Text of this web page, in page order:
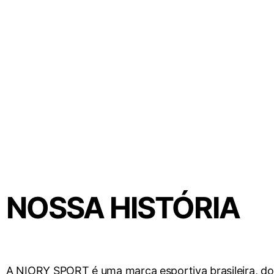
NOSSA HISTÓRIA
A NIORY SPORT é uma marca esportiva brasileira,